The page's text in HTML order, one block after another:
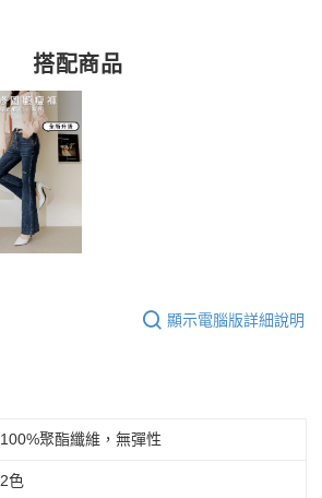
搭配商品
顯示電腦版詳細說明
100%聚酯纖維，無彈性
2色